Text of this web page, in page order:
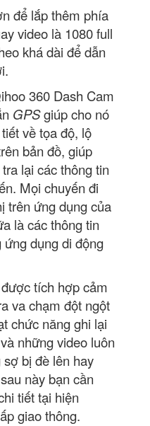
để lắp thêm phía
video là 1080 full
khá dài để dẫn
360 Dash Cam
GPSgiúp cho nó
về tọa độ, lộ
bản đồ, giúp
lại các thông tin
Mọi chuyến đi
trên ứng dụng của
là các thông tin
dụng di động
tích hợp cảm
va chạm đột ngột
chức năng ghi lại
những video luôn
bị đè lên hay
này bạn cần
tiết tại hiện
giao thông.